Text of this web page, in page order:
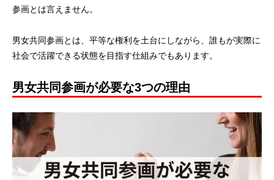
参画とは言えません。
男女共同参画とは、平等な権利を土台にしながら、誰もが実際に
社会で活躍できる状態を目指す仕組みでもあります。
男女共同参画が必要な3つの理由